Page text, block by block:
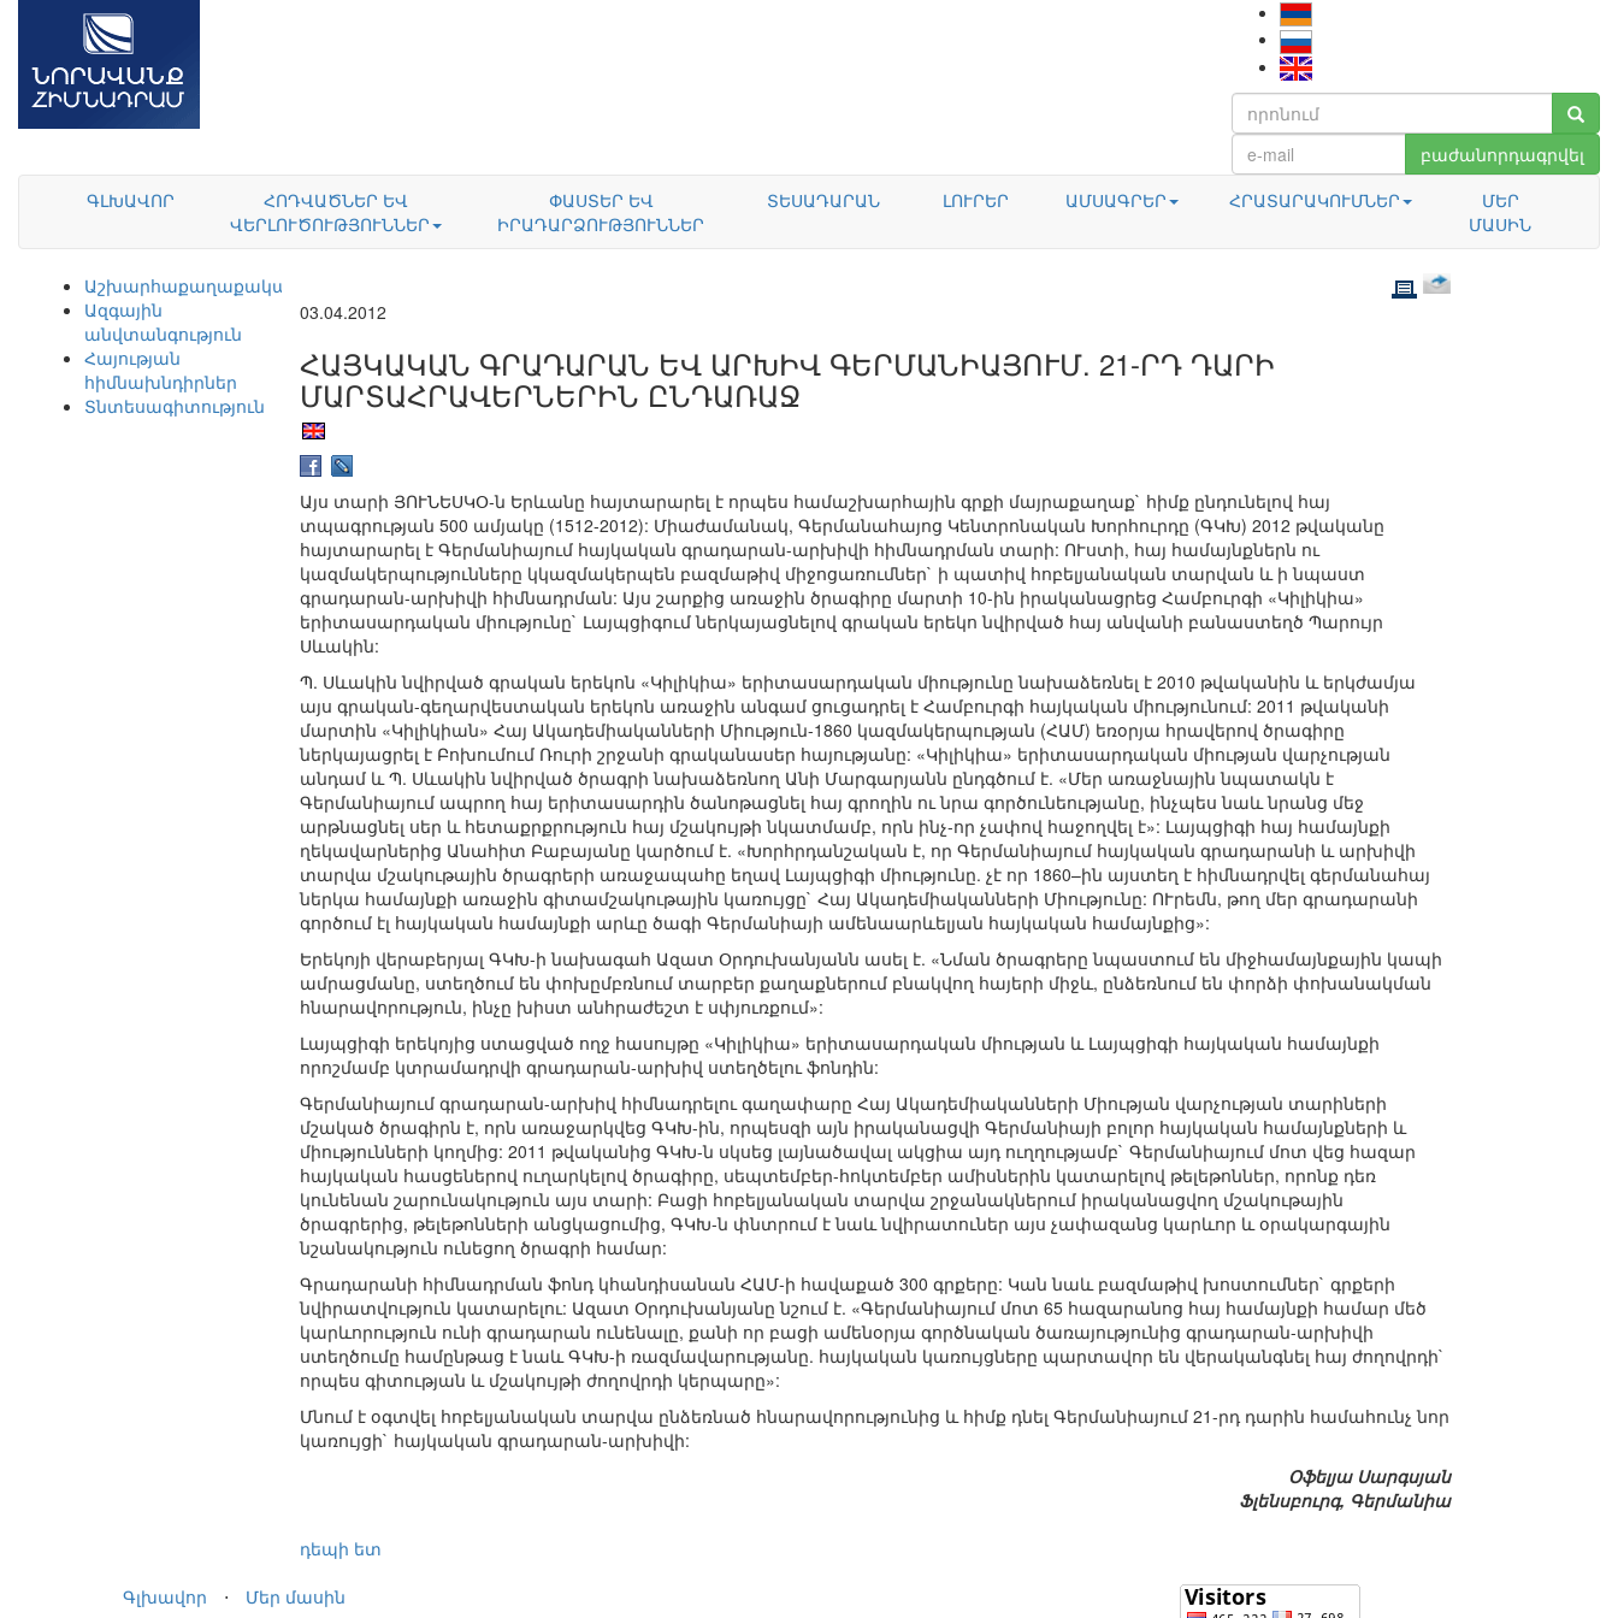
բաժանորդագրվել
ԳԼԽԱՎՈՐ
ՀՈԴՎԱԾՆԵՐ ԵՎ
ՎԵՐԼՈՒԾՈՒԹՅՈՒՆՆԵՐ
ՓԱՍՏԵՐ ԵՎ
ԻՐԱԴԱՐՁՈՒԹՅՈՒՆՆԵՐ
ՏԵՍԱԴԱՐԱՆ ԼՈՒՐԵՐ ԱՄՍԱԳՐԵՐ ՀՐԱՏԱՐԱԿՈՒՄՆԵՐ
ՄԵՐ
ՄԱՍԻՆ
Աշխարհաքաղաքականություն
Ազգային
անվտանգություն
Հայության
հիմնախնդիրներ
Տնտեսագիտություն
03.04.2012
ՀԱՅԿԱԿԱՆ ԳՐԱԴԱՐԱՆ ԵՎ ԱՐԽԻՎ ԳԵՐՄԱՆԻԱՅՈՒՄ. 21-ՐԴ ԴԱՐԻ
ՄԱՐՏԱՀՐԱՎԵՐՆԵՐԻՆ ԸՆԴԱՌԱՋ
Այս տարի ՅՈՒՆԵՍԿՕ-ն Երևանը հայտարարել է որպես համաշխարհային գրքի մայրաքաղաք` հիմք ընդունելով հայ
տպագրության 500 ամյակը (1512-2012): Միաժամանակ, Գերմանահայոց Կենտրոնական Խորհուրդը (ԳԿԽ) 2012 թվականը
հայտարարել է Գերմանիայում հայկական գրադարան-արխիվի հիմնադրման տարի: ՈՒստի, հայ համայնքներն ու
կազմակերպությունները կկազմակերպեն բազմաթիվ միջոցառումներ` ի պատիվ հոբելյանական տարվան և ի նպաստ
գրադարան-արխիվի հիմնադրման: Այս շարքից առաջին ծրագիրը մարտի 10-ին իրականացրեց Համբուրգի «Կիլիկիա»
երիտասարդական միությունը` Լայպցիգում ներկայացնելով գրական երեկո նվիրված հայ անվանի բանաստեղծ Պարույր
Սևակին:
Պ. Սևակին նվիրված գրական երեկոն «Կիլիկիա» երիտասարդական միությունը նախաձեռնել է 2010 թվականին և երկժամյա
այս գրական-գեղարվեստական երեկոն առաջին անգամ ցուցադրել է Համբուրգի հայկական միությունում: 2011 թվականի
մարտին «Կիլիկիան» Հայ Ակադեմիականների Միություն-1860 կազմակերպության (ՀԱՄ) եռօրյա հրավերով ծրագիրը
ներկայացրել է Բոխումում Ռուրի շրջանի գրականասեր հայությանը: «Կիլիկիա» երիտասարդական միության վարչության
անդամ և Պ. Սևակին նվիրված ծրագրի նախաձեռնող Անի Մարգարյանն ընդգծում է. «Մեր առաջնային նպատակն է
Գերմանիայում ապրող հայ երիտասարդին ծանոթացնել հայ գրողին ու նրա գործունեությանը, ինչպես նաև նրանց մեջ
արթնացնել սեր և հետաքրքրություն հայ մշակույթի նկատմամբ, որն ինչ-որ չափով հաջողվել է»: Լայպցիգի հայ համայնքի
ղեկավարներից Անահիտ Բաբայանը կարծում է. «Խորհրդանշական է, որ Գերմանիայում հայկական գրադարանի և արխիվի
տարվա մշակութային ծրագրերի առաջապահը եղավ Լայպցիգի միությունը. չէ որ 1860–ին այստեղ է հիմնադրվել գերմանահայ
ներկա համայնքի առաջին գիտամշակութային կառույցը` Հայ Ակադեմիականների Միությունը: ՈՒրեմն, թող մեր գրադարանի
գործում էլ հայկական համայնքի արևը ծագի Գերմանիայի ամենաարևելյան հայկական համայնքից»:
Երեկոյի վերաբերյալ ԳԿԽ-ի նախագահ Ազատ Օրդուխանյանն ասել է. «Նման ծրագրերը նպաստում են միջհամայնքային կապի
ամրացմանը, ստեղծում են փոխըմբռնում տարբեր քաղաքներում բնակվող հայերի միջև, ընձեռնում են փորձի փոխանակման
հնարավորություն, ինչը խիստ անհրաժեշտ է սփյուռքում»:
Լայպցիգի երեկոյից ստացված ողջ հասույթը «Կիլիկիա» երիտասարդական միության և Լայպցիգի հայկական համայնքի
որոշմամբ կտրամադրվի գրադարան-արխիվ ստեղծելու ֆոնդին:
Գերմանիայում գրադարան-արխիվ հիմնադրելու գաղափարը Հայ Ակադեմիականների Միության վարչության տարիների
մշակած ծրագիրն է, որն առաջարկվեց ԳԿԽ-ին, որպեսզի այն իրականացվի Գերմանիայի բոլոր հայկական համայնքների և
միությունների կողմից: 2011 թվականից ԳԿԽ-ն սկսեց լայնածավալ ակցիա այդ ուղղությամբ` Գերմանիայում մոտ վեց հազար
հայկական հասցեներով ուղարկելով ծրագիրը, սեպտեմբեր-հոկտեմբեր ամիսներին կատարելով թելեթոններ, որոնք դեռ
կունենան շարունակություն այս տարի: Բացի հոբելյանական տարվա շրջանակներում իրականացվող մշակութային
ծրագրերից, թելեթոնների անցկացումից, ԳԿԽ-ն փնտրում է նաև նվիրատուներ այս չափազանց կարևոր և օրակարգային
նշանակություն ունեցող ծրագրի համար:
Գրադարանի հիմնադրման ֆոնդ կհանդիսանան ՀԱՄ-ի հավաքած 300 գրքերը: Կան նաև բազմաթիվ խոստումներ` գրքերի
նվիրատվություն կատարելու: Ազատ Օրդուխանյանը նշում է. «Գերմանիայում մոտ 65 հազարանոց հայ համայնքի համար մեծ
կարևորություն ունի գրադարան ունենալը, քանի որ բացի ամենօրյա գործնական ծառայությունից գրադարան-արխիվի
ստեղծումը համընթաց է նաև ԳԿԽ-ի ռազմավարությանը. հայկական կառույցները պարտավոր են վերականգնել հայ ժողովրդի`
որպես գիտության և մշակույթի ժողովրդի կերպարը»:
Մնում է օգտվել հոբելյանական տարվա ընձեռնած հնարավորությունից և հիմք դնել Գերմանիայում 21-րդ դարին համահունչ նոր
կառույցի` հայկական գրադարան-արխիվի:
Օֆելյա Սարգսյան
Ֆլենսբուրգ, Գերմանիա
դեպի ետ
Գլխավոր
⋅ Մեր մասին